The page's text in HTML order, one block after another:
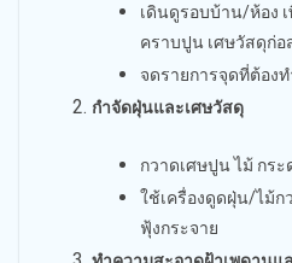
เดินดูรอบบ้าน/ห้อง
คราบปูน เศษวัสดุก่อ
จดรายการจุดที่ต้อง
กำจัดฝุ่นและเศษวัสดุ
กวาดเศษปูน ไม้ กร
ใช้เครื่องดูดฝุ่น/ไม้ก
ฟุ้งกระจาย